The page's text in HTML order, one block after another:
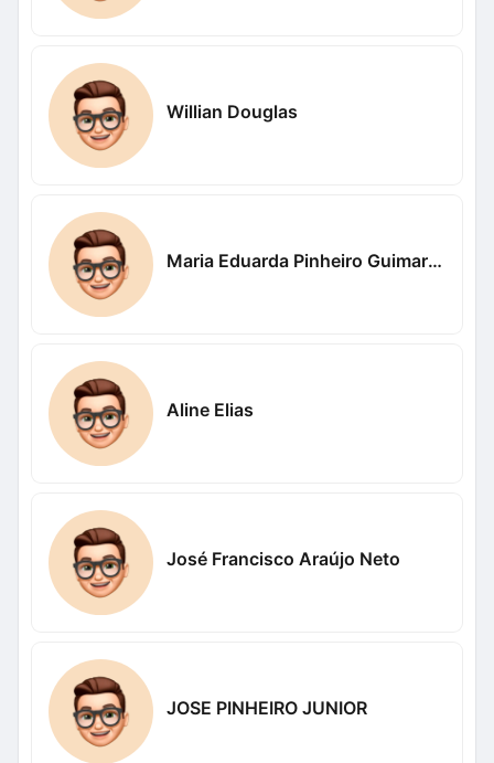
Willian Douglas
Maria Eduarda Pinheiro Guimaraes
Aline Elias
José Francisco Araújo Neto
JOSE PINHEIRO JUNIOR